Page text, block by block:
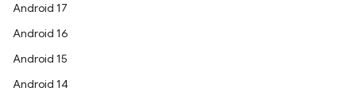
Android 17
Android 16
Android 15
Android 14